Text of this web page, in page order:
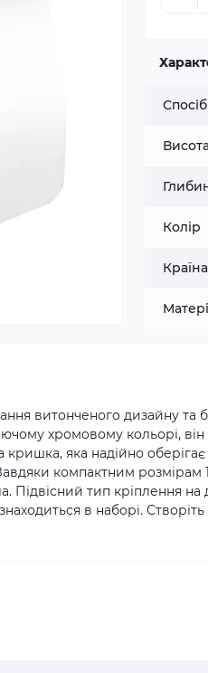
Колір
витонченого дизайну та
хромовому кольорі,
яка надійно
компактним розмірам
Підвісний тип кріплення
в наборі.